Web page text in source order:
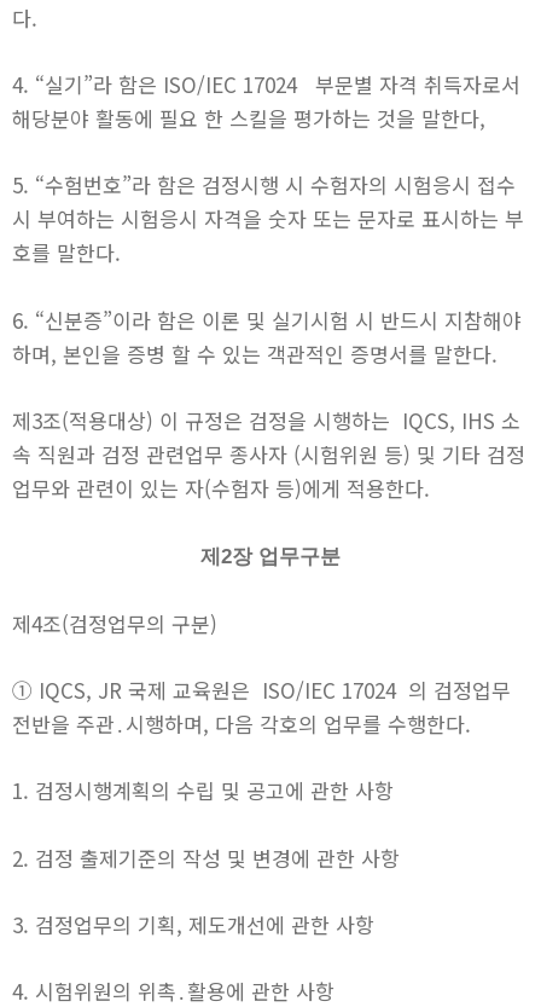
다.
4. “실기”라 함은 ISO/IEC 17024 부문별 자격 취득자로서
해당분야 활동에 필요 한 스킬을 평가하는 것을 말한다,
5. “수험번호”라 함은 검정시행 시 수험자의 시험응시 접수
시 부여하는 시험응시 자격을 숫자 또는 문자로 표시하는 부
호를 말한다.
6. “신분증”이라 함은 이론 및 실기시험 시 반드시 지참해야
하며, 본인을 증병 할 수 있는 객관적인 증명서를 말한다.
제3조(적용대상) 이 규정은 검정을 시행하는 IQCS, IHS 소
속 직원과 검정 관련업무 종사자 (시험위원 등) 및 기타 검정
업무와 관련이 있는 자(수험자 등)에게 적용한다.
제2장 업무구분
제4조(검정업무의 구분)
① IQCS, JR 국제 교육원은 ISO/IEC 17024 의 검정업무
전반을 주관․시행하며, 다음 각호의 업무를 수행한다.
1. 검정시행계획의 수립 및 공고에 관한 사항
2. 검정 출제기준의 작성 및 변경에 관한 사항
3. 검정업무의 기획, 제도개선에 관한 사항
4. 시험위원의 위촉․활용에 관한 사항